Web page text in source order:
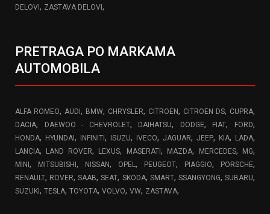
DELOVI, ZASTAVA DELOVI,
PRETRAGA PO MARKAMA
AUTOMOBILA
ALFA ROMEO, AUDI, BMW, CHRYSLER, CITROEN, CITROEN DS, CUPRA,
DACIA, DAEWOO - CHEVROLET, DAIHATSU, DODGE, FIAT, FORD,
HONDA, HYUNDAI, INFINITI, ISUZU, IVECO, JAGUAR, JEEP, KIA, LADA,
LANCIA, LAND ROVER, LEXUS, MASERATI, MAZDA, MERCEDES, MG,
MINI, MITSUBISHI, NISSAN, OPEL , PEUGEOT, PIAGGIO, PORSCHE,
RENAULT, ROVER,SAAB,SEAT, SKODA, SMART, SSANGYONG,SUBARU,
SUZUKI, TESLA, TOYOTA, VOLVO, VW, ZASTAVA,